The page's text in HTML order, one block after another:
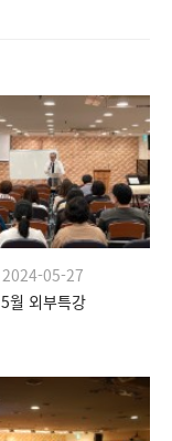
2024-05-27
5월 외부특강